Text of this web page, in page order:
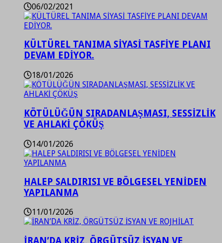
06/02/2021
KÜLTÜREL TANIMA SİYASİ TASFİYE PLANI
DEVAM EDİYOR.
18/01/2026
KÖTÜLÜĞÜN SIRADANLAŞMASI, SESSİZLİK
VE AHLAKİ ÇÖKÜŞ
14/01/2026
HALEP SALDIRISI VE BÖLGESEL YENİDEN
YAPILANMA
11/01/2026
İRAN’DA KRİZ, ÖRGÜTSÜZ İSYAN VE